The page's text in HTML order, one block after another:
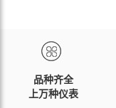
品种齐全
上万种仪表